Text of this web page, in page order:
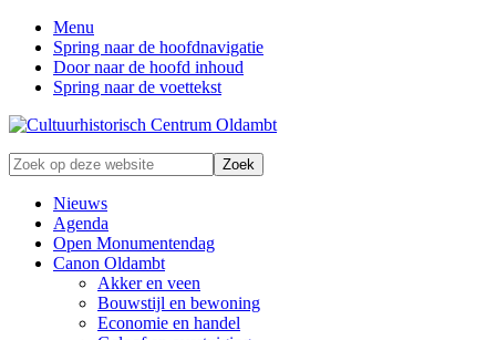
Menu
Spring naar de hoofdnavigatie
Door naar de hoofd inhoud
Spring naar de voettekst
Zonder
verleden
geen
toekomst
Zoek
op
deze
website
Nieuws
Agenda
Open Monumentendag
Canon Oldambt
Akker en veen
Bouwstijl en bewoning
Economie en handel